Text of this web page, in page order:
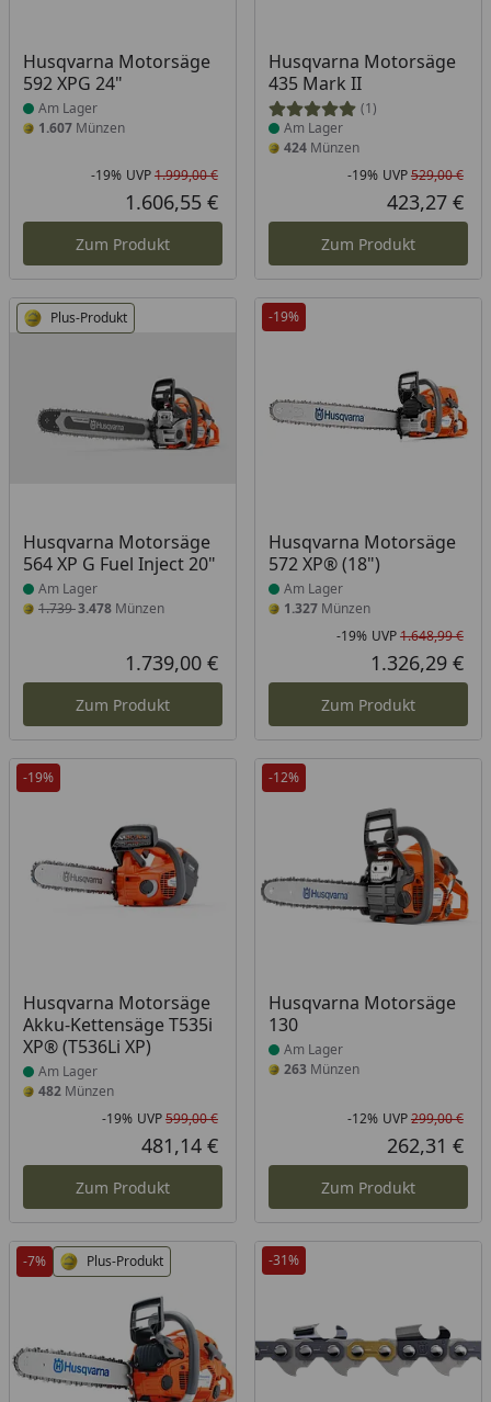
Husqvarna Motorsäge
592 XPG 24"
Produkt am Lager
Am Lager
1.607 Münzen
Rabatt in Prozent
-19%
Ursprünglicher Preis
UVP1.999,00 €
Aktueller Preis
1.606,55 €
Zum Produkt
Husqvarna Motorsäge
435 Mark II
(1)
Produkt am Lager
Am Lager
424Münzen
-19% UVP529,00 €
423,27 €
Zum Produkt
Plus-Produkt
Husqvarna Motorsäge
564 XP G Fuel Inject 20"
Produkt am Lager
Am Lager
1.7393.478 Münzen
Aktueller Preis
1.739,00 €
Zum Produkt
-19%
Husqvarna Motorsäge
572 XP® (18")
Produkt am Lager
Am Lager
1.327Münzen
-19% UVP1.648,99 €
1.326,29 €
Zum Produkt
-19%
Husqvarna Motorsäge
Akku-Kettensäge T535i
XP® (T536Li XP)
Produkt am Lager
Am Lager
482 Münzen
Rabatt in Prozent
-19%
Ursprünglicher Preis
UVP599,00 €
Aktueller Preis
481,14 €
Zum Produkt
-12%
Husqvarna Motorsäge
130
Produkt am Lager
Am Lager
263Münzen
-12% UVP299,00 €
262,31 €
Zum Produkt
-7% Plus-Produkt -31%